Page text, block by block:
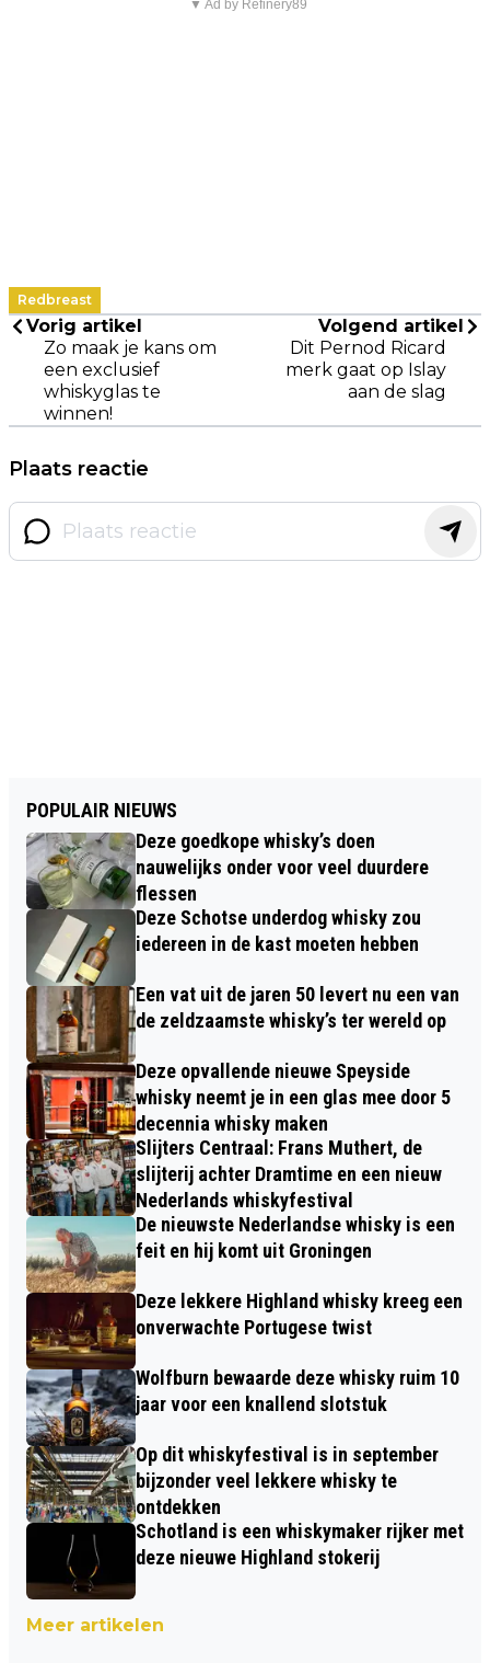
▼ Ad by Refinery89
Redbreast
Vorig artikel
Zo maak je kans om
een exclusief
whiskyglas te
winnen!
Volgend artikel
Dit Pernod Ricard
merk gaat op Islay
aan de slag
Plaats reactie
POPULAIR NIEUWS
Deze goedkope whisky’s doen
nauwelijks onder voor veel duurdere
flessen
Deze Schotse underdog whisky zou
iedereen in de kast moeten hebben
Een vat uit de jaren 50 levert nu een van
de zeldzaamste whisky’s ter wereld op
Deze opvallende nieuwe Speyside
whisky neemt je in een glas mee door 5
decennia whisky maken
Slijters Centraal: Frans Muthert, de
slijterij achter Dramtime en een nieuw
Nederlands whiskyfestival
De nieuwste Nederlandse whisky is een
feit en hij komt uit Groningen
Deze lekkere Highland whisky kreeg een
onverwachte Portugese twist
Wolfburn bewaarde deze whisky ruim 10
jaar voor een knallend slotstuk
Op dit whiskyfestival is in september
bijzonder veel lekkere whisky te
ontdekken
Schotland is een whiskymaker rijker met
deze nieuwe Highland stokerij
Meer artikelen